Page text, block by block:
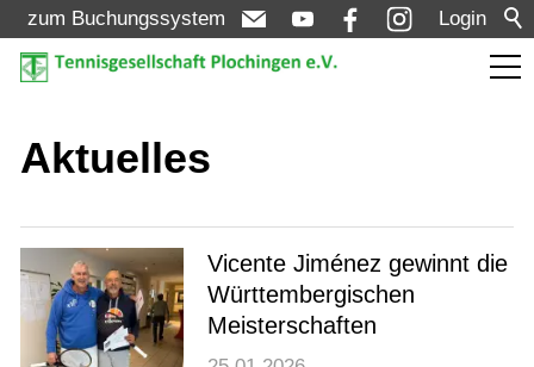
Login
zum Buchungssystem
Aktuelles
Termine
Turniere
Aktuelles
Vicente Jiménez gewinnt die
Württembergischen
Meisterschaften